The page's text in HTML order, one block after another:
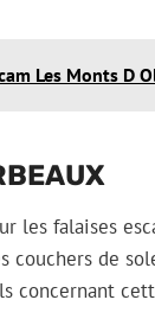
Les Monts D
les falaises
couchers de
concernant